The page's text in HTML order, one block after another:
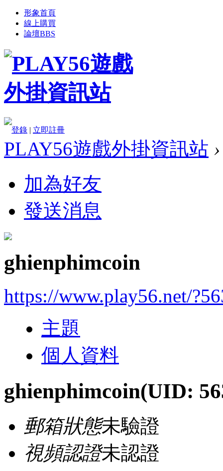
形象首頁
線上購買
論壇BBS
登錄 | 立即註冊
PLAY56遊戲外掛資訊站 ›
加為好友
發送消息
ghienphimcoin
https://www.play56.net/
主題
個人資料
ghienphimcoin(UID:
郵箱狀態未驗證
視頻認證未認證